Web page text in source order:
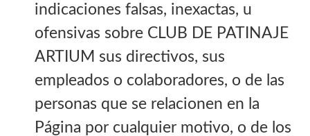
indicaciones falsas, inexactas, u
ofensivas sobre CLUB DE PATINAJE
ARTIUM sus directivos, sus
empleados o colaboradores, o de las
personas que se relacionen en la
Página por cualquier motivo, o de los